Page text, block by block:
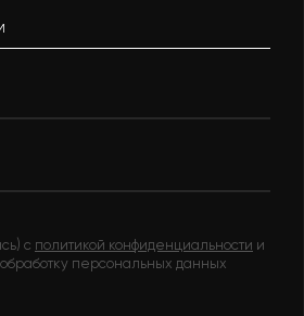
с политикой конфиденциальности и
персональных данных